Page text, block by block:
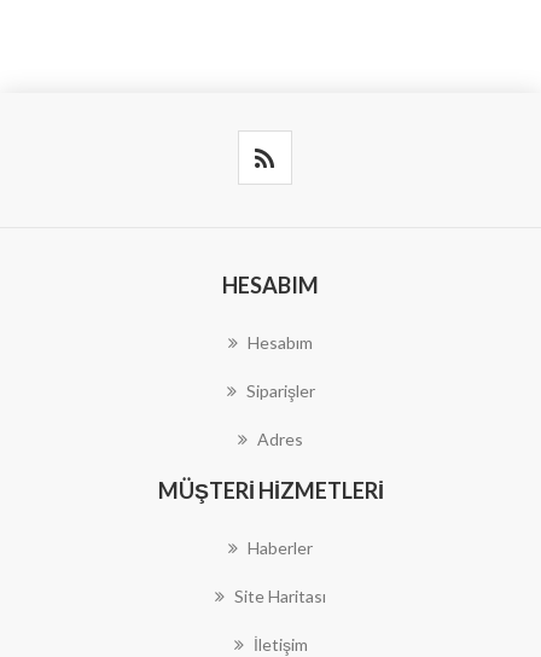
HESABIM
Hesabım
Siparişler
Adres
MÜŞTERI HIZMETLERI
Haberler
Site Haritası
İletişim